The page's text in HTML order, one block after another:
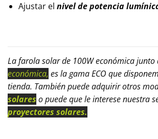
Ajustar el nivel de potencia
La farola solar de 100W económica junto
económica, es la gama ECO que
tienda. También puede adquirir otros
solares o puede que le interese nuestra
proyectores solares.